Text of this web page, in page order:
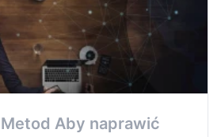
Metod Aby naprawić